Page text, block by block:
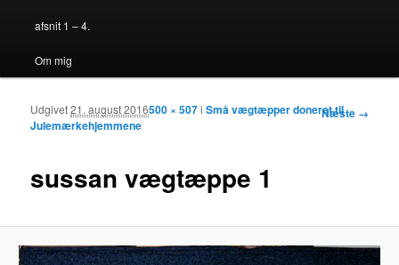
afsnit 1 – 4.
Om mig
Billednavigation
Næste →
sussan vægtæppe 1
Udgivet21. august 2016500 × 507iSmå vægtæpper doneret til
Julemærkehjemmene